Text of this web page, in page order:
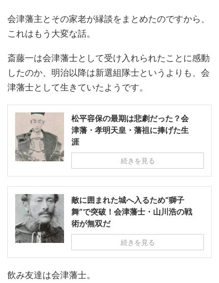
会津藩主とその家老が縁談をまとめたのですから、
これはもう大変な話。
斎藤一は会津藩士として受け入れられたことに感動
したのか、明治以降は新選組隊士というよりも、会
津藩士として生きていたようです。
松平容保の最期は悲劇だった？会
津藩・孝明天皇・藩祖に捧げた生
涯
続きを見る
敵に囲まれた城へ入るため“獅子
舞”で突破！会津藩士・山川浩の戦
術が無双だ
続きを見る
飲み友達は会津藩士。